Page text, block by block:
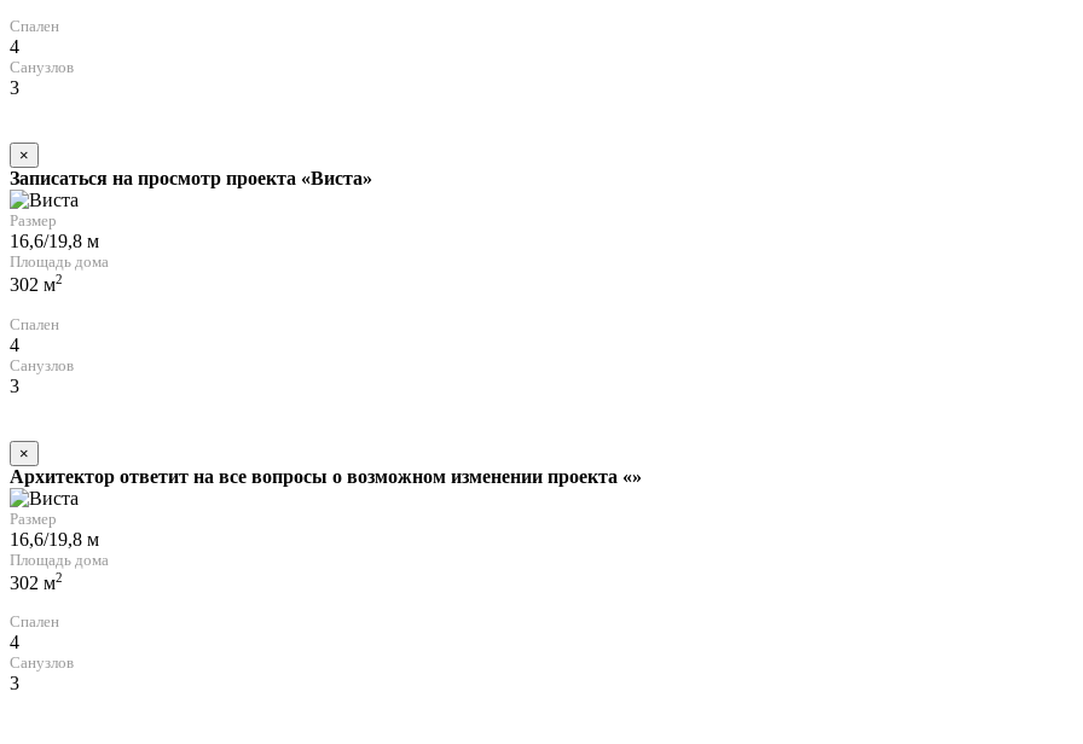
Спален
4
Санузлов
3
×
Записаться на просмотр проекта «Виста»
Размер
16,6/19,8 м
Площадь дома
302 м2
Спален
4
Санузлов
3
×
Архитектор ответит на все вопросы о возможном изменении проекта «»
Размер
16,6/19,8 м
Площадь дома
302 м2
Спален
4
Санузлов
3